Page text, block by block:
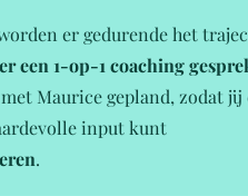
er gedurende het
een 1-op-1 coaching
met Maurice gepland, zodat jij
input kunt
.